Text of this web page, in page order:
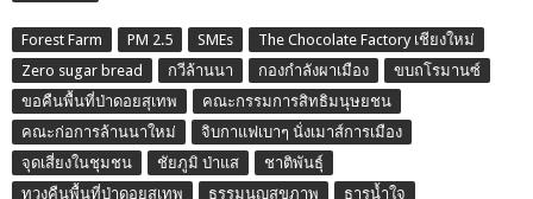
Forest Farm PM 2.5 SMEs
The Chocolate Factory เชียงใหม่
Zero sugar bread
กวีล้านนา กองกำลังผาเมือง
ขบถโรมานซ์
ขอคืนพื้นที่ป่าดอยสุเทพ
คณะกรรมการสิทธิมนุษยชน
คณะก่อการล้านนาใหม่
จิบกาแฟเบาๆ นั่งเมาส์การเมือง
จุดเสี่ยงในชุมชน
ชัยภูมิ ป่าแส
ชาติพันธุ์
ทวงคืนพื้นที่ป่าดอยสุเทพ
ธรรมนูญสุขภาพ
ธารน้ำใจ